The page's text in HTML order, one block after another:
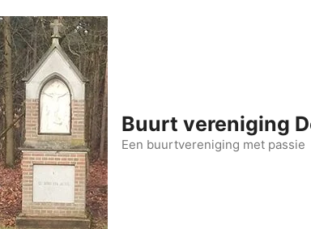
Buurt vereniging
Een buurtvereniging met passie